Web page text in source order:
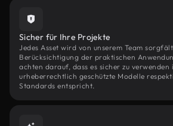
Sicher für Ihre Projekte
Jedes Asset wird von unserem Team
Berücksichtigung der praktischen
achten darauf, dass es sicher zu
urheberrechtlich geschützte Modelle
Standards entspricht.